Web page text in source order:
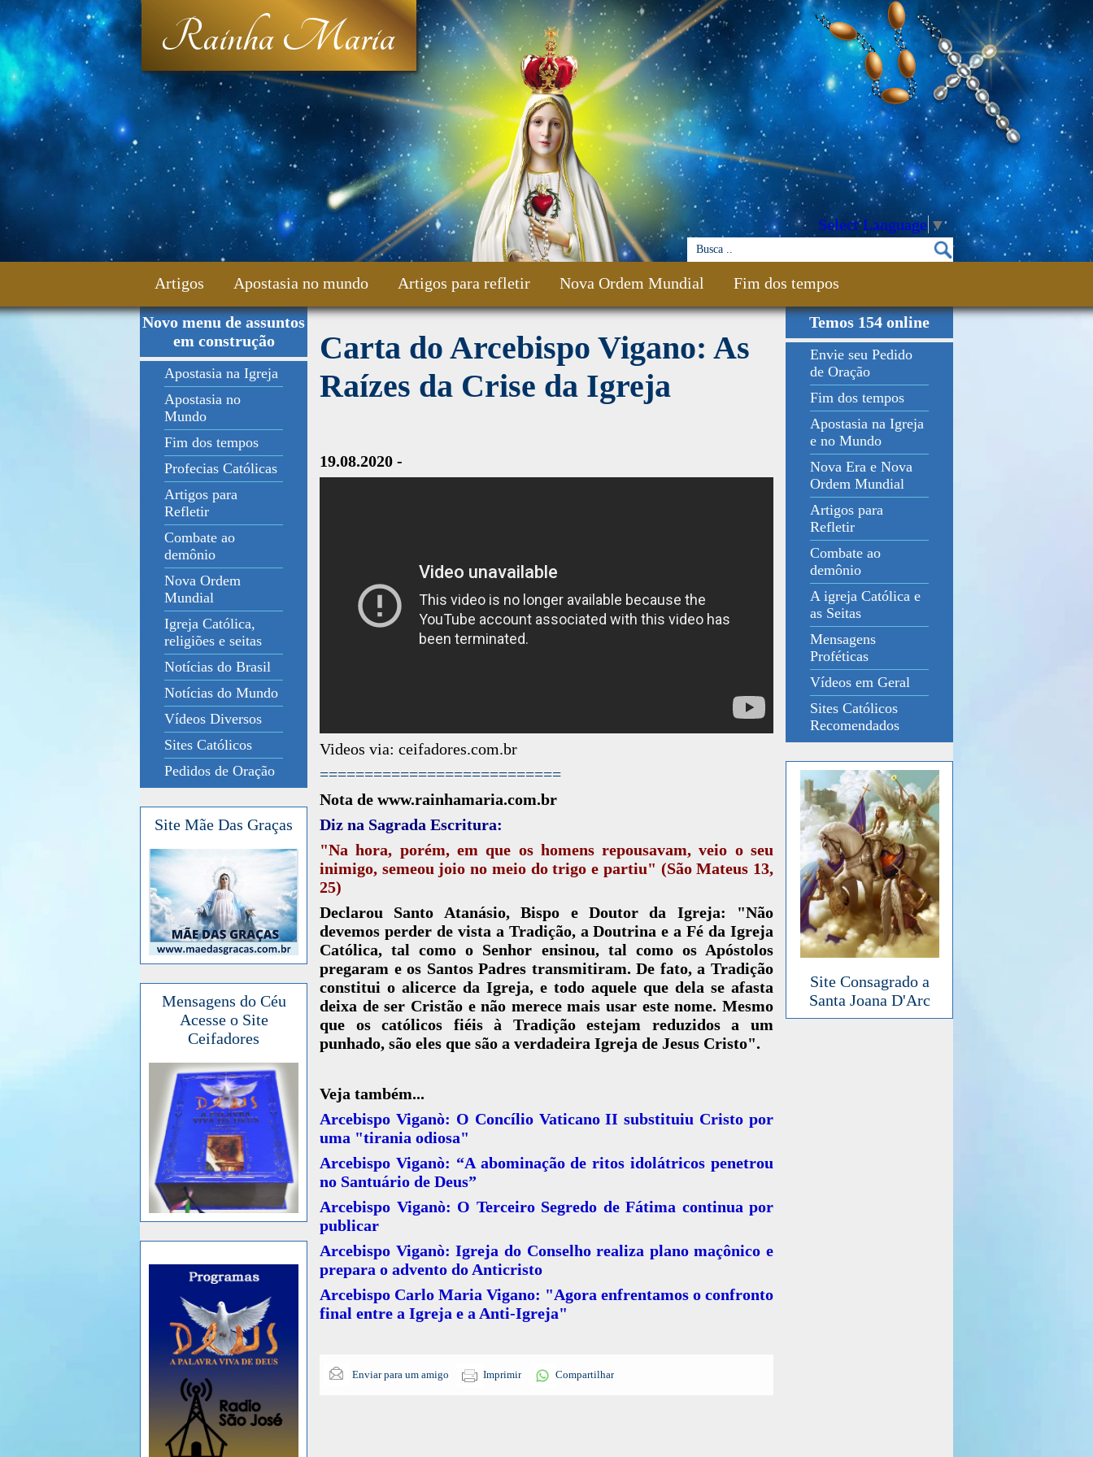
Rainha Maria
Select Language ▼
Artigos Apostasia no mundo Artigos para refletir Nova Ordem Mundial Fim dos tempos
Fale Conosco
Novo menu de assuntos
em construção
Apostasia na Igreja
Apostasia no
Mundo
Fim dos tempos
Profecias Católicas
Artigos para
Refletir
Combate ao
demônio
Nova Ordem
Mundial
Igreja Católica,
religiões e seitas
Notícias do Brasil
Notícias do Mundo
Vídeos Diversos
Sites Católicos
Pedidos de Oração
Site Mãe Das Graças
Mensagens do Céu
Acesse o Site
Ceifadores
Carta do Arcebispo Vigano: As
Raízes da Crise da Igreja
19.08.2020 -
Videos via: ceifadores.com.br
===========================
Nota de www.rainhamaria.com.br
Diz na Sagrada Escritura:
"Na hora, porém, em que os homens repousavam, veio o seu
inimigo, semeou joio no meio do trigo e partiu" (São Mateus 13,
25)
Declarou Santo Atanásio, Bispo e Doutor da Igreja: "Não
devemos perder de vista a Tradição, a Doutrina e a Fé da Igreja
Católica, tal como o Senhor ensinou, tal como os Apóstolos
pregaram e os Santos Padres transmitiram. De fato, a Tradição
constitui o alicerce da Igreja, e todo aquele que dela se afasta
deixa de ser Cristão e não merece mais usar este nome. Mesmo
que os católicos fiéis à Tradição estejam reduzidos a um
punhado, são eles que são a verdadeira Igreja de Jesus Cristo".
Veja também...
Arcebispo Viganò: O Concílio Vaticano II substituiu Cristo por
uma "tirania odiosa"
Arcebispo Viganò: “A abominação de ritos idolátricos penetrou
no Santuário de Deus”
Arcebispo Viganò: O Terceiro Segredo de Fátima continua por
publicar
Arcebispo Viganò: Igreja do Conselho realiza plano maçônico e
prepara o advento do Anticristo
Arcebispo Carlo Maria Vigano: "Agora enfrentamos o confronto
final entre a Igreja e a Anti-Igreja"
Enviar para um amigo Imprimir Compartilhar
Temos 154 online
Envie seu Pedido
de Oração
Fim dos tempos
Apostasia na Igreja
e no Mundo
Nova Era e Nova
Ordem Mundial
Artigos para
Refletir
Combate ao
demônio
A igreja Católica e
as Seitas
Mensagens
Proféticas
Vídeos em Geral
Sites Católicos
Recomendados
Site Consagrado a
Santa Joana D'Arc